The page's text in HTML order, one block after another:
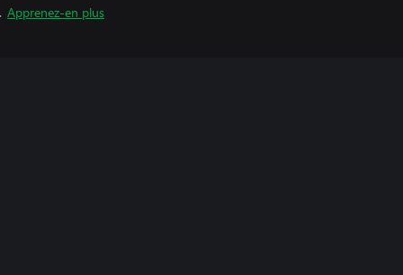
Apprenez-en plus